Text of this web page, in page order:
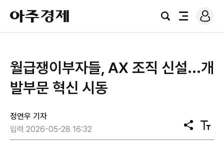
아
주
경
검
전
로
그
월급쟁이부자들, AX 조직 신설...개
발부문 혁신 시동
정연우 기자
입력 2026-05-28 16:32
공
유
텍
스